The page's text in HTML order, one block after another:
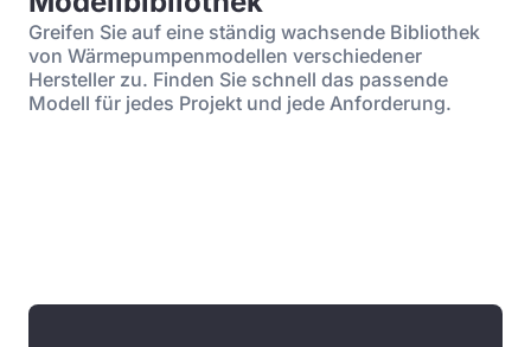
Greifen Sie auf eine ständig wachsende Bibliothek
von Wärmepumpenmodellen verschiedener
Hersteller zu. Finden Sie schnell das passende
Modell für jedes Projekt und jede Anforderung.